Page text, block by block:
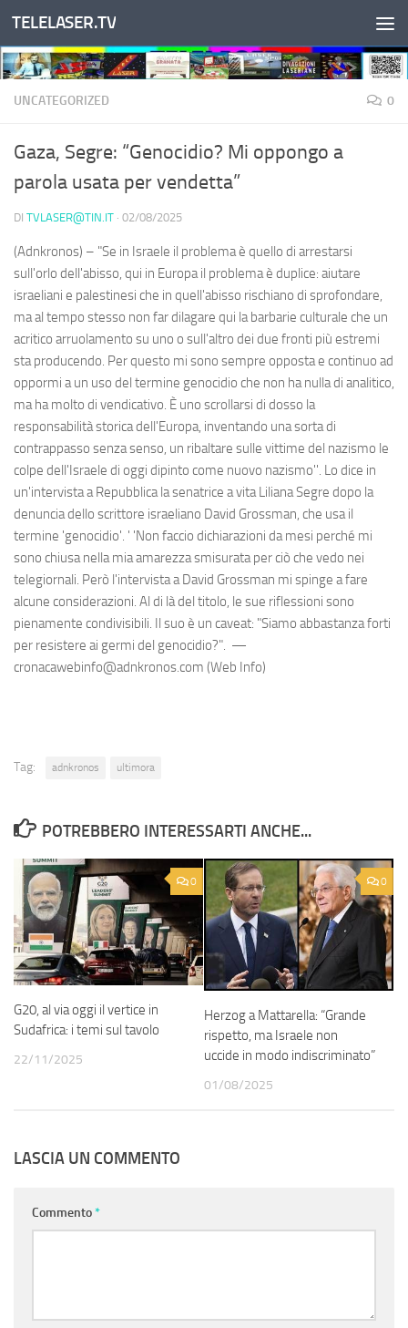
Salta al contenuto
TELELASER.TV
UNCATEGORIZED 0
Gaza, Segre: “Genocidio? Mi oppongo a
parola usata per vendetta”
DI TVLASER@TIN.IT · 02/08/2025
(Adnkronos) – "Se in Israele il problema è quello di arrestarsi
sull'orlo dell'abisso, qui in Europa il problema è duplice: aiutare
israeliani e palestinesi che in quell'abisso rischiano di sprofondare,
ma al tempo stesso non far dilagare qui la barbarie culturale che un
acritico arruolamento su uno o sull'altro dei due fronti più estremi
sta producendo. Per questo mi sono sempre opposta e continuo ad
oppormi a un uso del termine genocidio che non ha nulla di analitico,
ma ha molto di vendicativo. È uno scrollarsi di dosso la
responsabilità storica dell'Europa, inventando una sorta di
contrappasso senza senso, un ribaltare sulle vittime del nazismo le
colpe dell'Israele di oggi dipinto come nuovo nazismo''. Lo dice in
un'intervista a Repubblica la senatrice a vita Liliana Segre dopo la
denuncia dello scrittore israeliano David Grossman, che usa il
termine 'genocidio'. ' 'Non faccio dichiarazioni da mesi perché mi
sono chiusa nella mia amarezza smisurata per ciò che vedo nei
telegiornali. Però l'intervista a David Grossman mi spinge a fare
alcune considerazioni. Al di là del titolo, le sue riflessioni sono
pienamente condivisibili. Il suo è un caveat: "Siamo abbastanza forti
per resistere ai germi del genocidio?". —
cronacawebinfo@adnkronos.com (Web Info)
Tag: adnkronos ultimora
POTREBBERO INTERESSARTI ANCHE...
0
G20, al via oggi il vertice in
Sudafrica: i temi sul tavolo
22/11/2025
0
Herzog a Mattarella: “Grande
rispetto, ma Israele non
uccide in modo indiscriminato”
01/08/2025
LASCIA UN COMMENTO
Commento*